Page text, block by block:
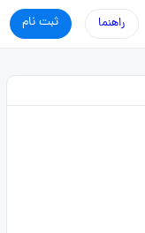
ثبت نام راهنما